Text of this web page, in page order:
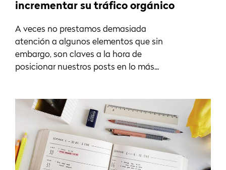
incrementar su tráfico orgánico
A veces no prestamos demasiada
atención a algunos elementos que sin
embargo, son claves a la hora de
posicionar nuestros posts en lo más...